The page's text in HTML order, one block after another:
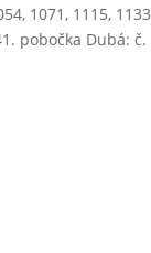
1071, 1115,
pobočka Dubá: č.